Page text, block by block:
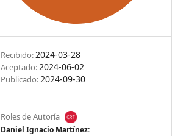
Recibido: 2024-03-28
Aceptado: 2024-06-02
Publicado: 2024-09-30
Roles de Autoría
Daniel Ignacio Martínez: